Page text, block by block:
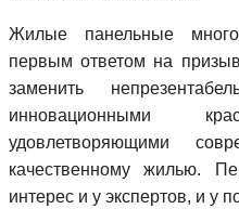
Жилые панельные
первым ответом на
заменить
инновационными
удовлетворяющими
качественному жилью.
интерес и у экспертов, и у